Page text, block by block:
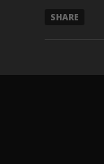
SHARE